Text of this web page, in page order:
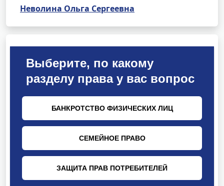
Неволина Ольга Сергеевна